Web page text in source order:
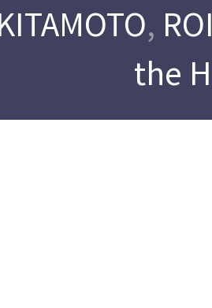
,
the